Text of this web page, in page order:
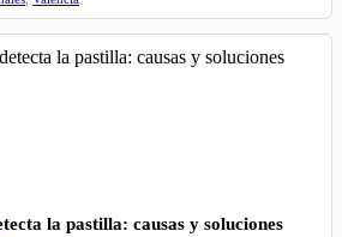
la pastilla: causas y soluciones